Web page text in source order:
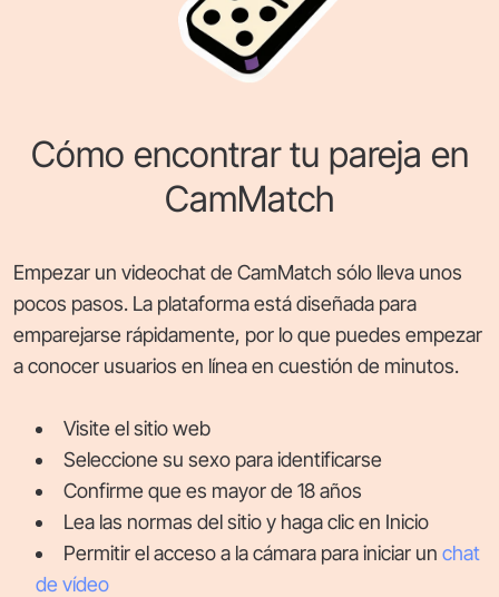
Cómo encontrar tu pareja en
CamMatch
Empezar un videochat de CamMatch sólo lleva unos
pocos pasos. La plataforma está diseñada para
emparejarse rápidamente, por lo que puedes empezar
a conocer usuarios en línea en cuestión de minutos.
Visite el sitio web
Seleccione su sexo para identificarse
Confirme que es mayor de 18 años
Lea las normas del sitio y haga clic en Inicio
Permitir el acceso a la cámara para iniciar un chat
de vídeo